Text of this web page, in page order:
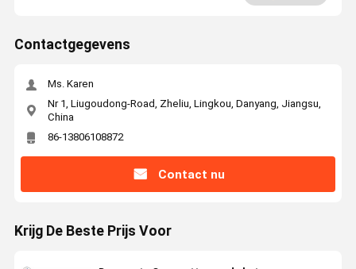
Contactgegevens
Ms. Karen
Nr 1, Liugoudong-Road, Zheliu, Lingkou, Danyang, Jiangsu,
China
86-13806108872
Contact nu
Krijg De Beste Prijs Voor